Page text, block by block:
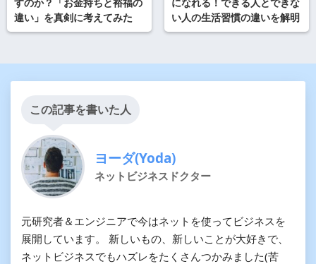
違い」を真剣に考えてみた
い人の生活習慣の違いを解明
この記事を書いた人
ヨーダ(Yoda)
ネットビジネスドクター
元研究者＆エンジニアで今はネットを使ってビジネスを
展開しています。 新しいもの、新しいことが大好きで、
ネットビジネスでもハズレをたくさんつかみました(苦